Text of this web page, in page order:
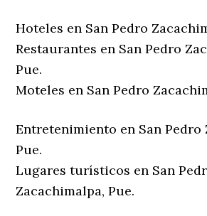
Hoteles en San Pedro
Restaurantes en San Pedro
Pue.
Moteles en San Pedro
Entretenimiento en San Pedro
Pue.
Lugares turísticos en San
Zacachimalpa, Pue.